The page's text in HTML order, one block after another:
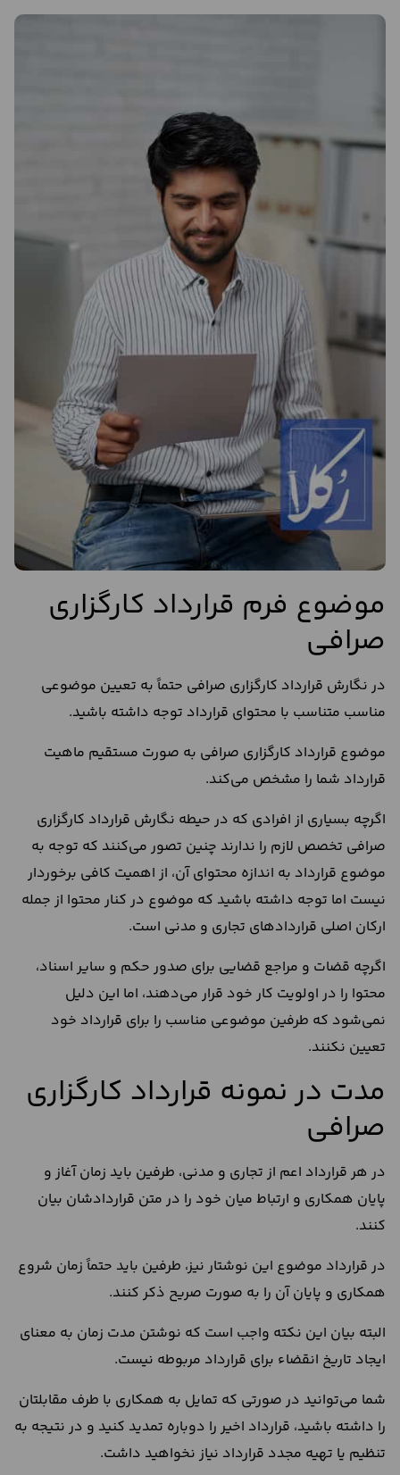
موضوع فرم قرارداد کارگزاری
صرافی
در نگارش قرارداد کارگزاری صرافی حتماً به تعیین موضوعی
مناسب متناسب با محتوای قرارداد توجه داشته باشید.
موضوع قرارداد کارگزاری صرافی به صورت مستقیم ماهیت
قرارداد شما را مشخص می‌کند.
اگرچه بسیاری از افرادی که در حیطه نگارش قرارداد کارگزاری
صرافی تخصص لازم را ندارند چنین تصور می‌کنند که توجه به
موضوع قرارداد به اندازه محتوای آن، از اهمیت کافی برخوردار
نیست اما توجه داشته باشید که موضوع در کنار محتوا از جمله
ارکان اصلی قراردادهای تجاری و مدنی است.
اگرچه قضات و مراجع قضایی برای صدور حکم و سایر اسناد،
محتوا را در اولویت کار خود قرار می‌دهند، اما این دلیل
نمی‌شود که طرفین موضوعی مناسب را برای قرارداد خود
تعیین نکنند.
مدت در نمونه قرارداد کارگزاری
صرافی
در هر قرارداد اعم از تجاری و مدنی، طرفین باید زمان آغاز و
پایان همکاری و ارتباط میان خود را در متن قراردادشان بیان
کنند.
در قرارداد موضوع این نوشتار نیز، طرفین باید حتماً زمان شروع
همکاری و پایان آن را به صورت صریح ذکر کنند.
البته بیان این نکته واجب است که نوشتن مدت زمان به معنای
ایجاد تاریخ انقضاء برای قرارداد مربوطه نیست.
شما می‌توانید در صورتی که تمایل به همکاری با طرف مقابلتان
را داشته باشید، قرارداد اخیر را دوباره تمدید کنید و در نتیجه به
تنظیم یا تهیه مجدد قرارداد نیاز نخواهید داشت.